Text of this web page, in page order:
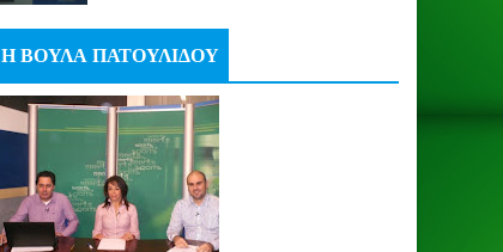
Η ΒΟΥΛΑ ΠΑΤΟΥΛΙΔΟΥ